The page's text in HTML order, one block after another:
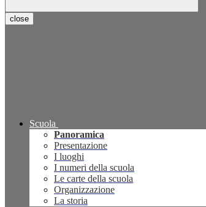
close
Scuola
Panoramica
Presentazione
I luoghi
I numeri della scuola
Le carte della scuola
Organizzazione
La storia